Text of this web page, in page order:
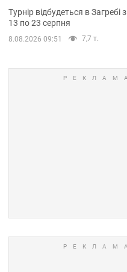
до чемпіонату Європи
основних спортсменів
Турнір відбудеться в Загребі з
13 по 23 серпня
8.08.2026 09:51 7,7 т.